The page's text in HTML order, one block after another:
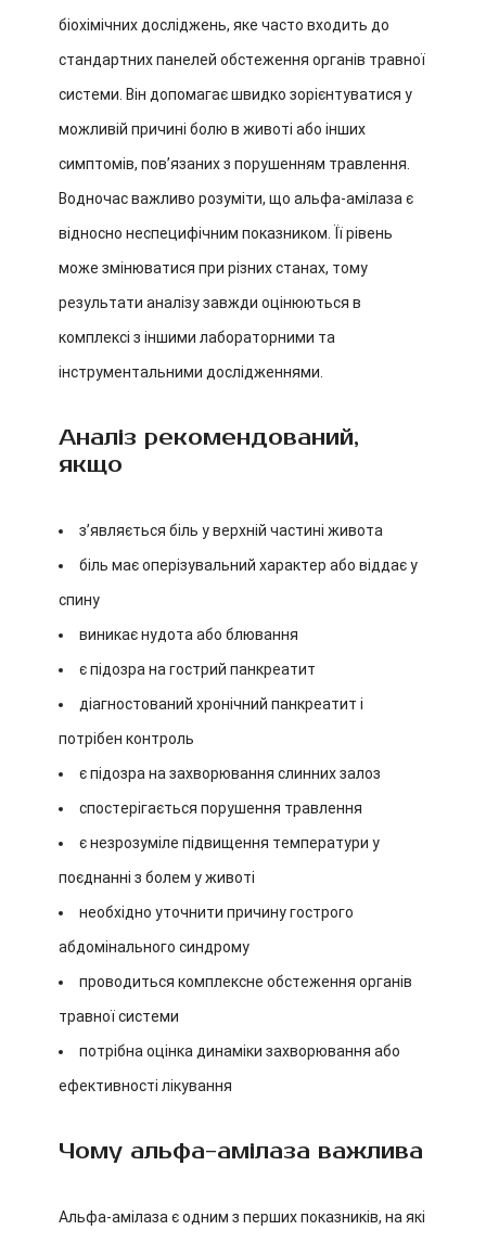
біохімічних досліджень, яке часто входить до
стандартних панелей обстеження органів травної
системи. Він допомагає швидко зорієнтуватися у
можливій причині болю в животі або інших
симптомів, пов’язаних з порушенням травлення.
Водночас важливо розуміти, що альфа-амілаза є
відносно неспецифічним показником. Її рівень
може змінюватися при різних станах, тому
результати аналізу завжди оцінюються в
комплексі з іншими лабораторними та
інструментальними дослідженнями.
Аналіз рекомендований,
якщо
з’являється біль у верхній частині живота
біль має оперізувальний характер або віддає у
спину
виникає нудота або блювання
є підозра на гострий панкреатит
діагностований хронічний панкреатит і
потрібен контроль
є підозра на захворювання слинних залоз
спостерігається порушення травлення
є незрозуміле підвищення температури у
поєднанні з болем у животі
необхідно уточнити причину гострого
абдомінального синдрому
проводиться комплексне обстеження органів
травної системи
потрібна оцінка динаміки захворювання або
ефективності лікування
Чому альфа-амілаза важлива
Альфа-амілаза є одним з перших показників, на які